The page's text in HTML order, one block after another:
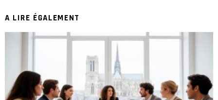
A LIRE ÉGALEMENT